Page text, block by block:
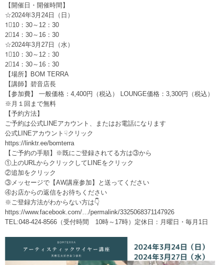
【開催日・開催時間】
☆2024年3月24日（日）
1⃣10：30～12：30
2⃣14：30～16：30
☆2024年3月27日（水）
1⃣10：30～12：30
2⃣14：30～16：30
【場所】BOM TERRA
【講師】碧音店長
【参加費】 一般価格：4,400円（税込） LOUNGE価格：3,300円（税込）
※月１回まで無料
【予約方法】
ご予約は公式LINEアカウント、またはお電話になります
公式LINEアカウント☟クリック
https://linktr.ee/bomterra
【ご予約の手順】※既にご登録されてる方は③から
①上のURLからクリックしてLINEをクリック
②追加をクリック
③メッセージで【AW講座参加】と送ってください
④お店からの返信をお待ちください
※ご登録方法がわからない方は👇
https://www.facebook.com/…/permalink/3325068371147926
TEL:048-424-8566（受付時間 10時～17時）定休日：月曜日・毎月1日